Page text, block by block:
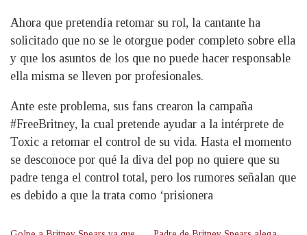
Ahora que pretendía retomar su rol, la cantante ha
solicitado que no se le otorgue poder completo sobre ella
y que los asuntos de los que no puede hacer responsable
ella misma se lleven por profesionales.
Ante este problema, sus fans crearon la campaña
#FreeBritney, la cual pretende ayudar a la intérprete de
Toxic a retomar el control de su vida. Hasta el momento
se desconoce por qué la diva del pop no quiere que su
padre tenga el control total, pero los rumores señalan que
es debido a que la trata como ‘prisionera